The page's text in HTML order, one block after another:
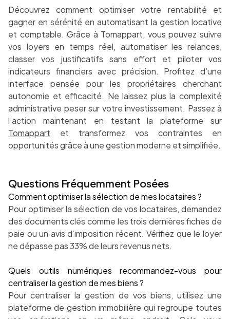
Découvrez comment optimiser votre rentabilité et
gagner en sérénité en automatisant la gestion locative
et comptable. Grâce à Tomappart, vous pouvez suivre
vos loyers en temps réel, automatiser les relances,
classer vos justificatifs sans effort et piloter vos
indicateurs financiers avec précision. Profitez d’une
interface pensée pour les propriétaires cherchant
autonomie et efficacité. Ne laissez plus la complexité
administrative peser sur votre investissement. Passez à
l’action maintenant en testant la plateforme sur
Tomappart et transformez vos contraintes en
opportunités grâce à une gestion moderne et simplifiée.
Questions Fréquemment Posées
Comment optimiser la sélection de mes locataires ?
Pour optimiser la sélection de vos locataires, demandez
des documents clés comme les trois dernières fiches de
paie ou un avis d’imposition récent. Vérifiez que le loyer
ne dépasse pas 33% de leurs revenus nets.
Quels outils numériques recommandez-vous pour
centraliser la gestion de mes biens ?
Pour centraliser la gestion de vos biens, utilisez une
plateforme de gestion immobilière qui regroupe toutes